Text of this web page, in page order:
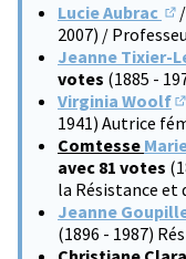
Lucie Aubrac
/
2007) /
Jeanne Tixier-
votes (1885 -
Virginia Woolf
1941) Autrice
Comtesse
avec 81 votes
la Résistance et
Jeanne
(1896 - 1987)